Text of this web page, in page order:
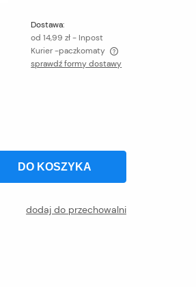
Dostawa:
od 14,99 zł - Inpost
Kurier -paczkomaty
sprawdź formy dostawy
DO KOSZYKA
dodaj do przechowalni